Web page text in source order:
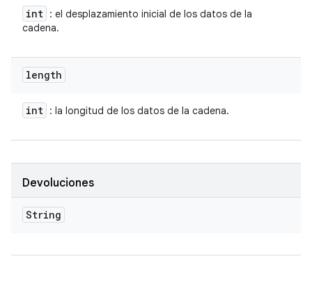
int : el desplazamiento inicial de los datos de la
cadena.
length
int : la longitud de los datos de la cadena.
Devoluciones
String